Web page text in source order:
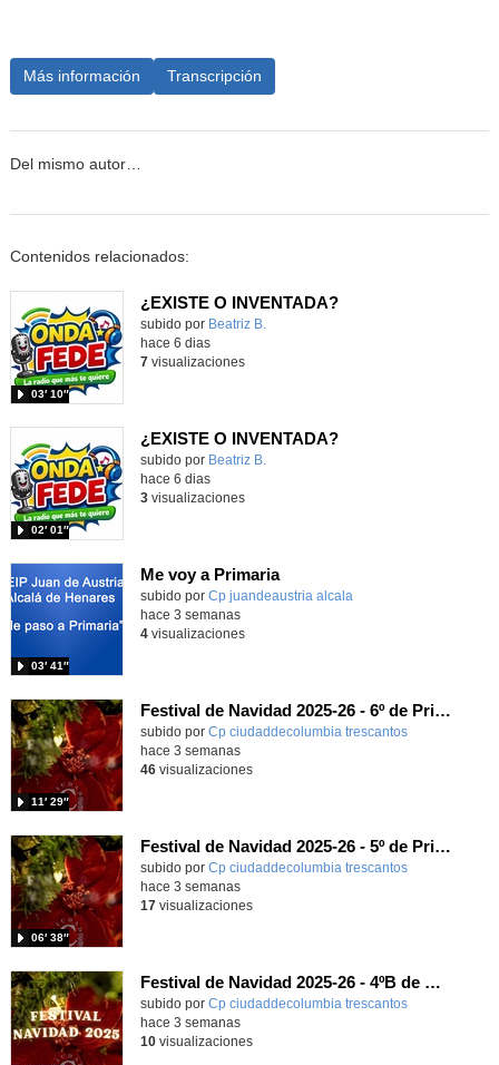
Más información Transcripción
Del mismo autor…
Contenidos relacionados:
¿EXISTE O INVENTADA?
Contenido educativo.
subido por Beatriz B.
03′ 10″
hace 6 dias
7visualizaciones
¿EXISTE O INVENTADA?
Contenido educativo.
subido por Beatriz B.
02′ 01″
hace 6 dias
3visualizaciones
Me voy a Primaria
Contenido educativo.
subido por Cp juandeaustria alcala
03′ 41″
hace 3 semanas
4visualizaciones
Festival de Navidad 2025-26 - 6º de Primaria
subido por Cp ciudaddecolumbia trescantos
11′ 29″
-
hace 3 semanas
46visualizaciones
Festival de Navidad 2025-26 - 5º de Primaria
subido por Cp ciudaddecolumbia trescantos
06′ 38″
-
hace 3 semanas
17visualizaciones
Festival de Navidad 2025-26 - 4ºB de Primaria
subido por Cp ciudaddecolumbia trescantos-
hace 3 semanas
10visualizaciones